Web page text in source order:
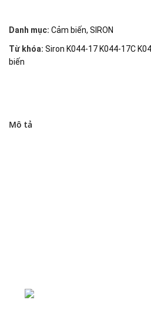
Danh mục: Cảm biến, SIRON
Từ khóa: Siron K044-17 K044-17C
biến
Mô tả